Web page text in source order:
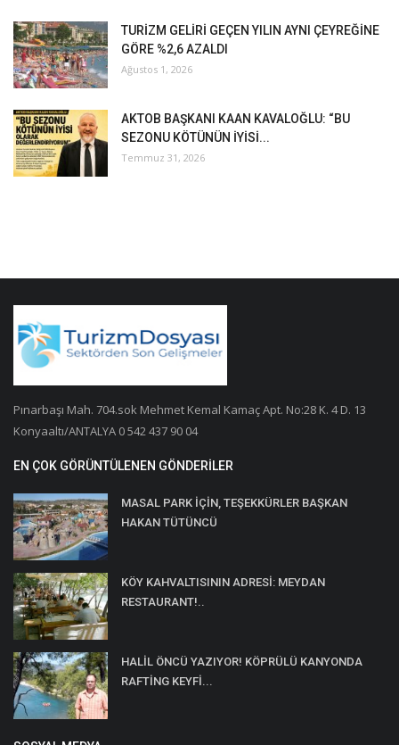
TURİZM GELİRİ GEÇEN YILIN AYNI ÇEYREĞİNE
GÖRE %2,6 AZALDI
Ağustos 1, 2026
AKTOB BAŞKANI KAAN KAVALOĞLU: “BU
SEZONU KÖTÜNÜN İYİSİ...
Temmuz 31, 2026
Pınarbaşı Mah. 704.sok Mehmet Kemal Kamaç Apt. No:28 K. 4 D. 13
Konyaaltı/ANTALYA 0 542 437 90 04
EN ÇOK GÖRÜNTÜLENEN GÖNDERILER
MASAL PARK İÇİN, TEŞEKKÜRLER BAŞKAN
HAKAN TÜTÜNCÜ
KÖY KAHVALTISININ ADRESİ: MEYDAN
RESTAURANT!..
HALİL ÖNCÜ YAZIYOR! KÖPRÜLÜ KANYONDA
RAFTİNG KEYFİ...